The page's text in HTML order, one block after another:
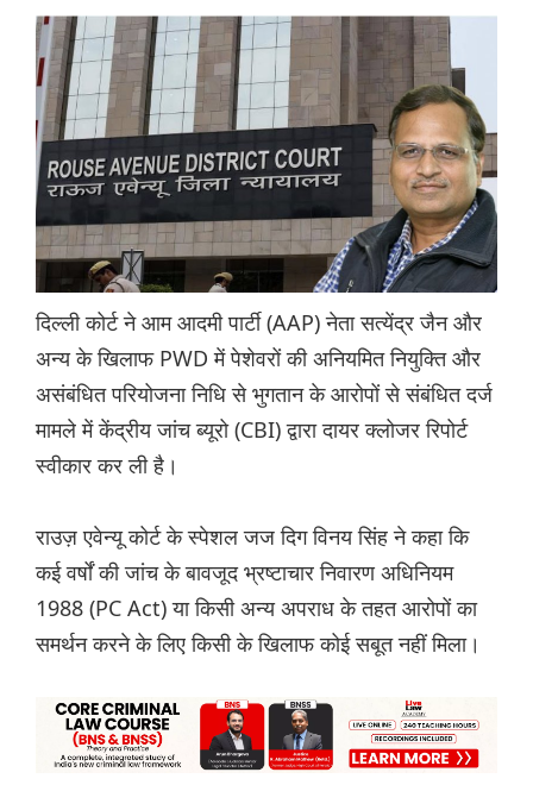
दिल्ली कोर्ट ने आम आदमी पार्टी (AAP) नेता सत्येंद्र जैन और
अन्य के खिलाफ PWD में पेशेवरों की अनियमित नियुक्ति और
असंबंधित परियोजना निधि से भुगतान के आरोपों से संबंधित दर्ज
मामले में केंद्रीय जांच ब्यूरो (CBI) द्वारा दायर क्लोजर रिपोर्ट
स्वीकार कर ली है।
राउज़ एवेन्यू कोर्ट के स्पेशल जज दिग विनय सिंह ने कहा कि
कई वर्षों की जांच के बावजूद भ्रष्टाचार निवारण अधिनियम
1988 (PC Act) या किसी अन्य अपराध के तहत आरोपों का
समर्थन करने के लिए किसी के खिलाफ कोई सबूत नहीं मिला।